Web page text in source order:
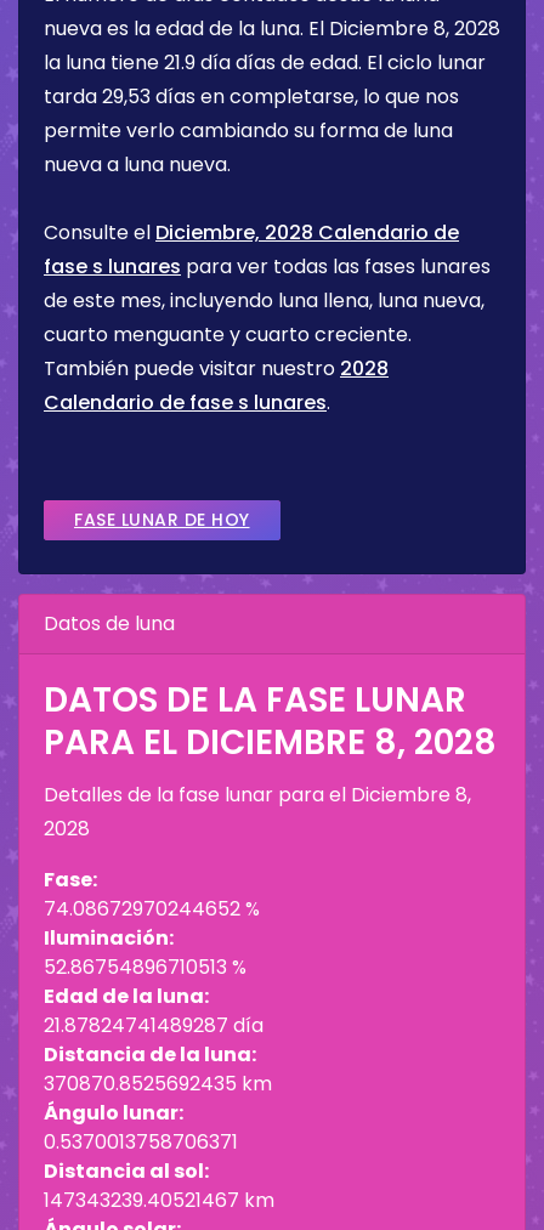
nueva es la edad de la luna. El Diciembre 8, 2028
la luna tiene21.9 díadías de edad. El ciclo lunar
tarda 29,53 días en completarse, lo que nos
permite verlo cambiando su forma de luna
nueva a luna nueva.
Consulte el Diciembre, 2028 Calendario de
fase s lunares para ver todas las fases lunares
de este mes, incluyendo luna llena, luna nueva,
cuarto menguante y cuarto creciente.
También puede visitar nuestro 2028
Calendario de fase s lunares.
FASE LUNAR DE HOY
Datos de luna
DATOS DE LA FASE LUNAR
PARA EL DICIEMBRE 8, 2028
Detalles de la fase lunar para el Diciembre 8,
2028
Fase:
74.08672970244652 %
Iluminación:
52.86754896710513 %
Edad de la luna:
21.87824741489287 día
Distancia de la luna:
370870.8525692435 km
Ángulo lunar:
0.5370013758706371
Distancia al sol:
147343239.40521467 km